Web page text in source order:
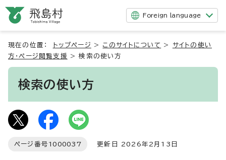
Foreign language
現在の位置： トップページ > このサイトについて > サイトの使い
方・ページ閲覧支援
>検索の使い方
検索の使い方
ページ番号 1000037 更新日 2026年2月13日